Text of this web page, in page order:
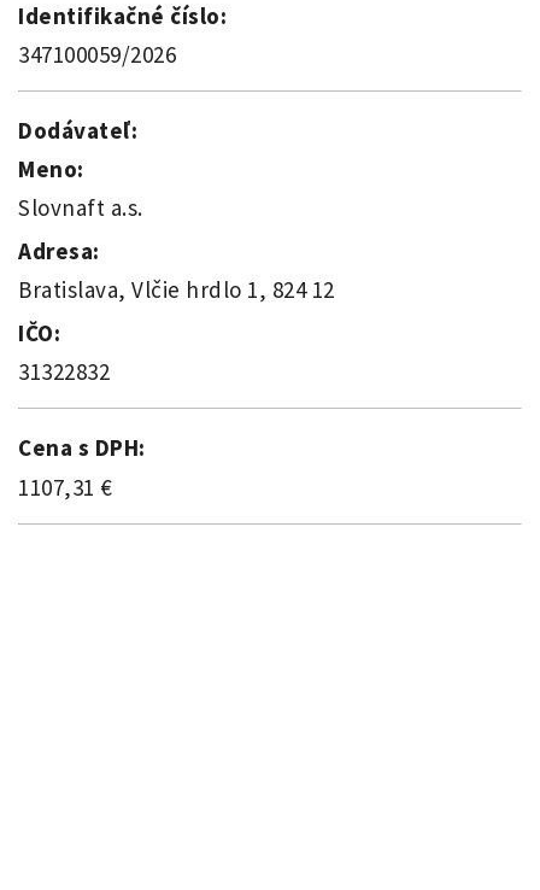
Identifikačné číslo:
347100059/2026
Dodávateľ:
Meno:
Slovnaft a.s.
Adresa:
Bratislava, Vlčie hrdlo 1, 824 12
IČO:
31322832
Cena s DPH:
1107,31 €